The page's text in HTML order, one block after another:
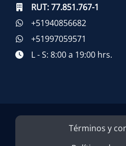
RUT:77.851.767-1
+51940856682
+51997059571
L - S: 8:00 a 19:00 hrs.
Términos y